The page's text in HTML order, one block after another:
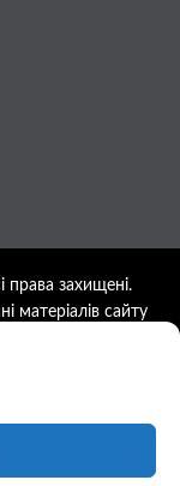
захищені.
матеріалів сайту
та прямого